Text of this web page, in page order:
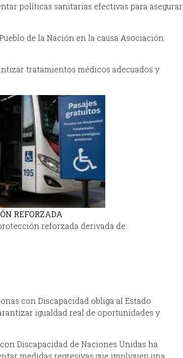
políticas sanitarias efectivas para asegurar
de la Nación en la causa Asociación
tratamientos médicos adecuados y
REFORZADA
reforzada derivada de:
con Discapacidad obliga al Estado
igualdad real de oportunidades y
Discapacidad de Naciones Unidas ha
medidas regresivas que impliquen una